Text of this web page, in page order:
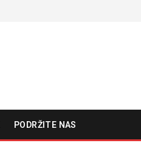
PODRŽITE NAS